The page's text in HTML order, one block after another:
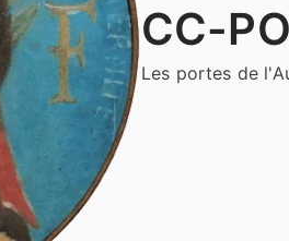
CC-
Les portes de